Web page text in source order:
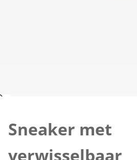
Sneaker met
verwisselbaar